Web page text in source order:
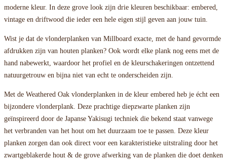
moderne kleur. In deze grove look zijn drie kleuren beschikbaar: embered,
vintage en driftwood die ieder een hele eigen stijl geven aan jouw tuin.
Wist je dat de vlonderplanken van Millboard exacte, met de hand gevormde
afdrukken zijn van houten planken? Ook wordt elke plank nog eens met de
hand nabewerkt, waardoor het profiel en de kleurschakeringen ontzettend
natuurgetrouw en bijna niet van echt te onderscheiden zijn.
Met de Weathered Oak vlonderplanken in de kleur embered heb je écht een
bijzondere vlonderplank. Deze prachtige diepzwarte planken zijn
geïnspireerd door de Japanse Yakisugi techniek die bekend staat vanwege
het verbranden van het hout om het duurzaam toe te passen. Deze kleur
planken zorgen dan ook direct voor een karakteristieke uitstraling door het
zwartgeblakerde hout & de grove afwerking van de planken die doet denken